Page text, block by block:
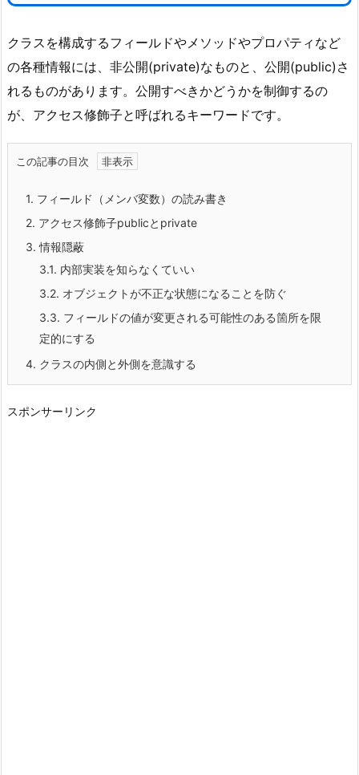
クラスを構成するフィールドやメソッドやプロパティなど
の各種情報には、非公開(private)なものと、公開(public)さ
れるものがあります。公開すべきかどうかを制御するの
が、アクセス修飾子と呼ばれるキーワードです。
この記事の目次
1. フィールド（メンバ変数）の読み書き
2. アクセス修飾子publicとprivate
3. 情報隠蔽
3.1. 内部実装を知らなくていい
3.2. オブジェクトが不正な状態になることを防ぐ
3.3. フィールドの値が変更される可能性のある箇所を限
定的にする
4. クラスの内側と外側を意識する
スポンサーリンク